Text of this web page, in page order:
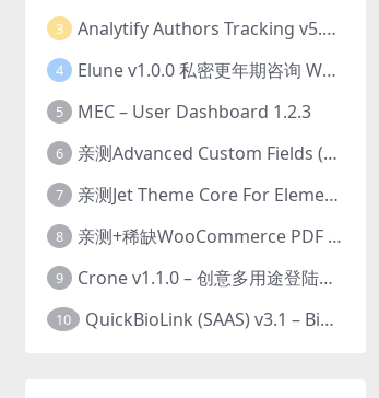
3 Analytify Authors Tracking v5.0.0 插件破解版下载
4 Elune v1.0.0 私密更年期咨询 WordPress 主题下载
5 MEC – User Dashboard 1.2.3
6 亲测Advanced Custom Fields (ACF) Pro v6.8.0.1 + Advanced Custom Fields: Extended PRO v0.9.2.3 | 网站开发自定义字段插件下载
7 亲测Jet Theme Core For Elementor 2.3.1.2 插件下载
8 亲测+稀缺WooCommerce PDF Invoices & Packing Slips Professional v2.20.0 + Templates v2.25.1 [by WpOverNight] WooCommerce PDF 发票和装箱单插件下载
9 Crone v1.1.0 – 创意多用途登陆页面HTML模板下载
10 QuickBioLink (SAAS) v3.1 – Bio将SaaS链接到创作者，有影响力者和企业的SaaS PHP源码下载